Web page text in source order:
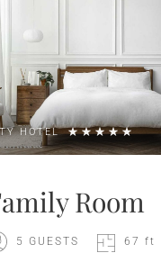
HOTEL
Room
5 GUESTS 67 ft